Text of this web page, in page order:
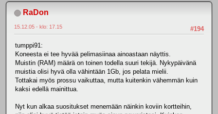
RaDon
#194
15.12.05 - klo: 17.15
tumppi91:
Koneesta ei tee hyvää pelimasiinaa ainoastaan näyttis.
Muistin (RAM) määrä on toinen todella suuri tekijä. Nykypäivänä
muistia olisi hyvä olla vähintään 1Gb, jos pelata mielii.
Tottakai myös prossu vaikuttaa, mutta kuitenkin vähemmän kuin
kaksi edellä mainittua.
Nyt kun alkaa suositukset menemään näinkin koviin kortteihin,